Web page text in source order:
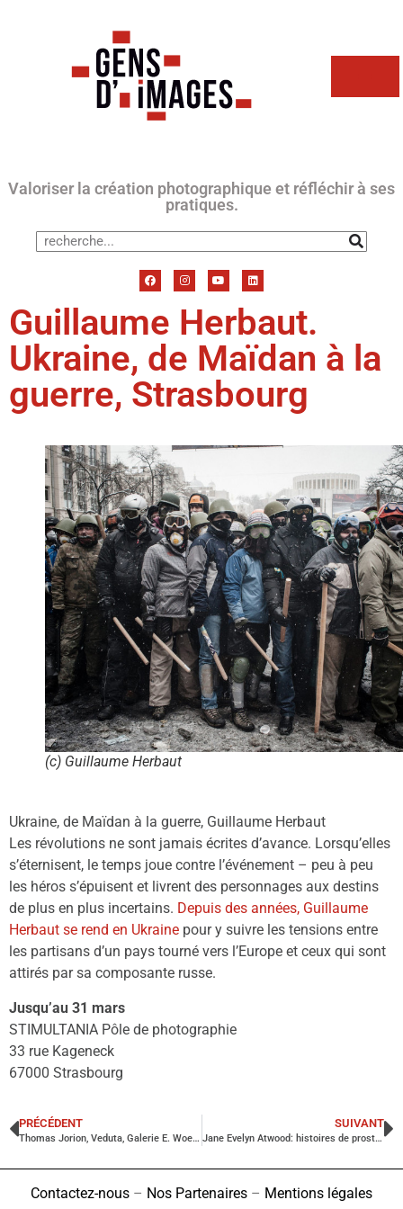
Valoriser la création photographique et réfléchir à ses
pratiques.
Guillaume Herbaut.
Ukraine, de Maïdan à la
guerre, Strasbourg
(c) Guillaume Herbaut
Ukraine, de Maïdan à la guerre, Guillaume Herbaut
Les révolutions ne sont jamais écrites d’avance. Lorsqu’elles
s’éternisent, le temps joue contre l’événement – peu à peu
les héros s’épuisent et livrent des personnages aux destins
de plus en plus incertains. Depuis des années, Guillaume
Herbaut se rend en Ukraine pour y suivre les tensions entre
les partisans d’un pays tourné vers l’Europe et ceux qui sont
attirés par sa composante russe.
Jusqu’au 31 mars
STIMULTANIA Pôle de photographie
33 rue Kageneck
67000 Strasbourg
PRÉCÉDENT
Thomas Jorion, Veduta, Galerie E. Woerdehoff, Paris
SUIVANT
Jane Evelyn Atwood: histoires de prostitution, à Gentilly
Contactez-nous – Nos Partenaires – Mentions légales